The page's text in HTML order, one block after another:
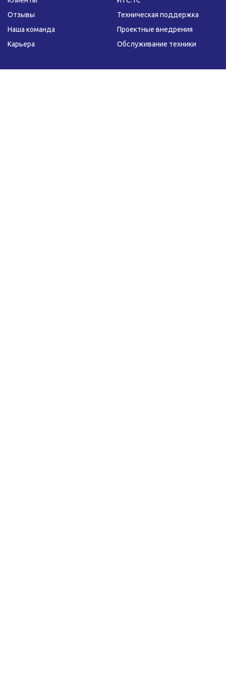
Отзывы
Наша команда
Карьера
Техническая поддержка
Проектные внедрения
Обслуживание техники